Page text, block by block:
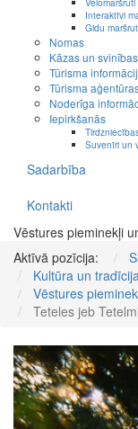
Interaktīvi
Gidu
Nomas
Kāzas un svinības
Tūrisma
Tūrisma
Noderīga
Iepirkšanās
Suvenīri un
Sadarbība
Kontakti
Vēstures pieminekļi
Aktīvā pozīcija:
Kultūra un
Vēstures
Teteles jeb